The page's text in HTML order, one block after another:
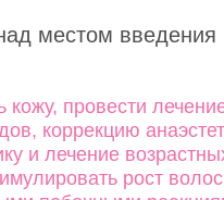
местом введения
кожу, провести
коррекцию
и лечение
рост